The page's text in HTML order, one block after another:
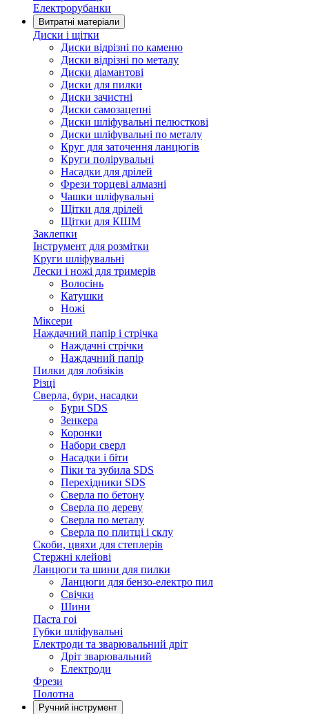
Електрорубанки
Витратні матеріали
Диски і щітки
Диски відрізні по каменю
Диски відрізні по металу
Диски діамантові
Диски для пилки
Диски зачистні
Диски самозацепні
Диски шліфувальні пелюсткові
Диски шліфувальні по металу
Круг для заточення ланцюгів
Круги полірувальні
Насадки для дрілей
Фрези торцеві алмазні
Чашки шліфувальні
Щітки для дрілей
Щітки для КШМ
Заклепки
Інструмент для розмітки
Круги шліфувальні
Лески і ножі для тримерів
Волосінь
Катушки
Ножі
Міксери
Наждачний папір і стрічка
Наждачні стрічки
Наждачний папір
Пилки для лобзіків
Різці
Сверла, бури, насадки
Бури SDS
Зенкера
Коронки
Набори сверл
Насадки і біти
Піки та зубила SDS
Перехідники SDS
Сверла по бетону
Сверла по дереву
Сверла по металу
Сверла по плитці і склу
Скоби, цвяхи для степлерів
Стержні клейові
Ланцюги та шини для пилки
Ланцюги для бензо-електро пил
Свічки
Шини
Паста гоі
Губки шліфувальні
Електроди та зварювальний дріт
Дріт зварювальний
Електроди
Фрези
Полотна
Ручний інструмент